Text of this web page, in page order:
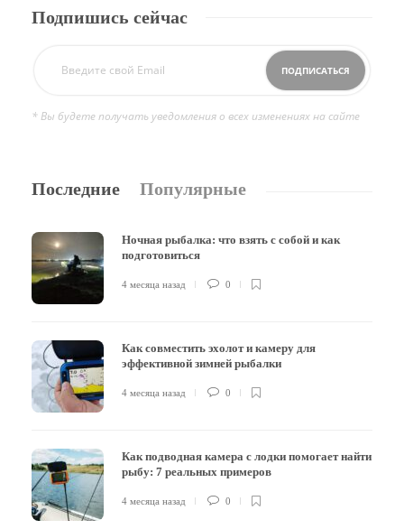
Подпишись сейчас
* Вы будете получать уведомления о всех изменениях на сайте
Последние Популярные
Ночная рыбалка: что взять с собой и как
подготовиться
4 месяца назад 0
Как совместить эхолот и камеру для
эффективной зимней рыбалки
4 месяца назад 0
Как подводная камера с лодки помогает найти
рыбу: 7 реальных примеров
4 месяца назад 0